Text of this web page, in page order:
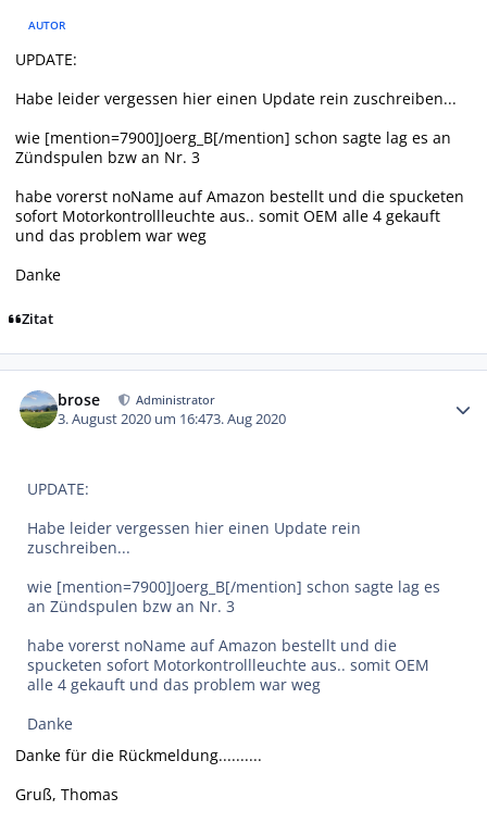
AUTOR
UPDATE:
Habe leider vergessen hier einen Update rein zuschreiben...
wie [mention=7900]Joerg_B[/mention] schon sagte lag es an
Zündspulen bzw an Nr. 3
habe vorerst noName auf Amazon bestellt und die spucketen
sofort Motorkontrollleuchte aus.. somit OEM alle 4 gekauft
und das problem war weg
Danke
Zitat
brose Administrator
3. August 2020 um 16:473. Aug 2020
UPDATE:
Habe leider vergessen hier einen Update rein
zuschreiben...
wie [mention=7900]Joerg_B[/mention] schon sagte lag es
an Zündspulen bzw an Nr. 3
habe vorerst noName auf Amazon bestellt und die
spucketen sofort Motorkontrollleuchte aus.. somit OEM
alle 4 gekauft und das problem war weg
Danke
Danke für die Rückmeldung..........
Gruß, Thomas